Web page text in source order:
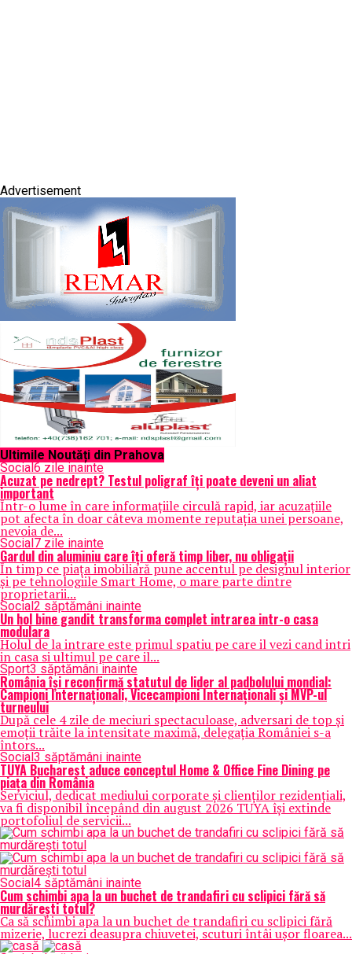
Advertisement
Ultimile Noutăți din Prahova
Social6 zile inainte
Acuzat pe nedrept? Testul poligraf îţi poate deveni un aliat
important
Într-o lume în care informațiile circulă rapid, iar acuzațiile
pot afecta în doar câteva momente reputația unei persoane,
nevoia de...
Social7 zile inainte
Gardul din aluminiu care îți oferă timp liber, nu obligații
În timp ce piața imobiliară pune accentul pe designul interior
și pe tehnologiile Smart Home, o mare parte dintre
proprietarii...
Social2 săptămâni inainte
Un hol bine gandit transforma complet intrarea intr-o casa
modulara
Holul de la intrare este primul spatiu pe care il vezi cand intri
in casa si ultimul pe care il...
Sport3 săptămâni inainte
România își reconfirmă statutul de lider al padbolului mondial:
Campioni Internaționali, Vicecampioni Internaționali și MVP-ul
turneului
După cele 4 zile de meciuri spectaculoase, adversari de top și
emoții trăite la intensitate maximă, delegația României s-a
întors...
Social3 săptămâni inainte
TUYA Bucharest aduce conceptul Home & Office Fine Dining pe
piața din România
Serviciul, dedicat mediului corporate și clienților rezidențiali,
va fi disponibil începând din august 2026 TUYA își extinde
portofoliul de servicii...
Social4 săptămâni inainte
Cum schimbi apa la un buchet de trandafiri cu sclipici fără să
murdărești totul?
Ca să schimbi apa la un buchet de trandafiri cu sclipici fără
mizerie, lucrezi deasupra chiuvetei, scuturi întâi ușor floarea...